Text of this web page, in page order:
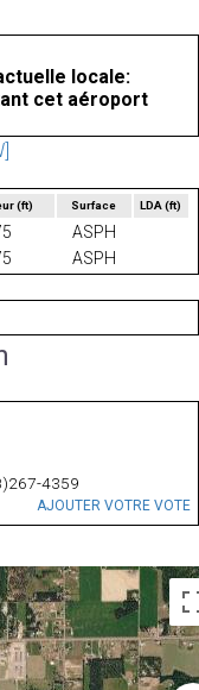
locale:
cet aéroport
(ft) Surface LDA(ft)
ASPH
ASPH
4359
AJOUTER VOTRE VOTE